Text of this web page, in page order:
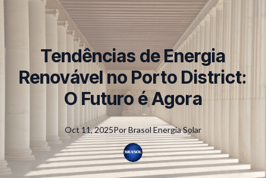
Tendências de Energia
Renovável no Porto District:
O Futuro é Agora
Oct 11, 2025PorBrasolEnergia Solar